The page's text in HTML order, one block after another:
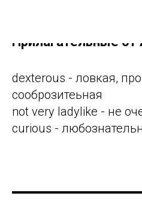
Прилагательные от
dexterous - ловкая,
сооброзитеьная
not very ladylike - не
curious -